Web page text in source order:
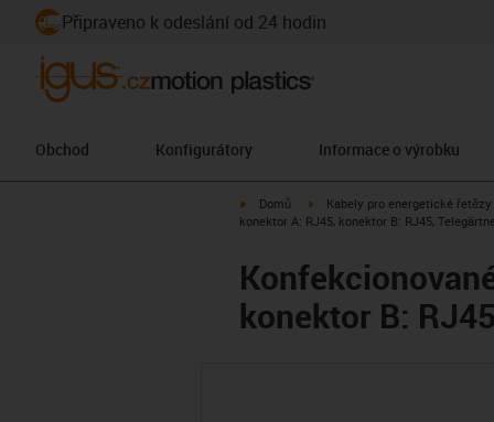
Připraveno k odeslání od 24 hodin
Obchod Konfigurátory Informace o výrobku
igus-icon-arrow-right
Domů igus-icon-arrow-right
Kabely pro energetické řetězy
konektor A: RJ45, konektor B: RJ45,
konektor B: